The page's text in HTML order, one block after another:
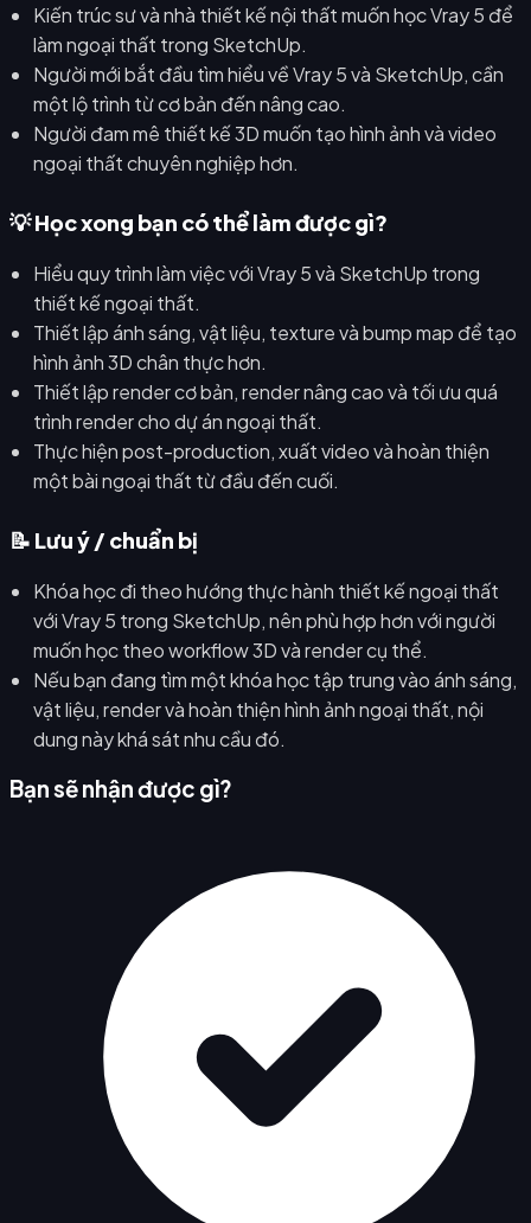
Kiến trúc sư và nhà thiết kế nội thất muốn học Vray 5 để
làm ngoại thất trong SketchUp.
Người mới bắt đầu tìm hiểu về Vray 5 và SketchUp, cần
một lộ trình từ cơ bản đến nâng cao.
Người đam mê thiết kế 3D muốn tạo hình ảnh và video
ngoại thất chuyên nghiệp hơn.
💡 Học xong bạn có thể làm được gì?
Hiểu quy trình làm việc với Vray 5 và SketchUp trong
thiết kế ngoại thất.
Thiết lập ánh sáng, vật liệu, texture và bump map để tạo
hình ảnh 3D chân thực hơn.
Thiết lập render cơ bản, render nâng cao và tối ưu quá
trình render cho dự án ngoại thất.
Thực hiện post-production, xuất video và hoàn thiện
một bài ngoại thất từ đầu đến cuối.
📝 Lưu ý / chuẩn bị
Khóa học đi theo hướng thực hành thiết kế ngoại thất
với Vray 5 trong SketchUp, nên phù hợp hơn với người
muốn học theo workflow 3D và render cụ thể.
Nếu bạn đang tìm một khóa học tập trung vào ánh sáng,
vật liệu, render và hoàn thiện hình ảnh ngoại thất, nội
dung này khá sát nhu cầu đó.
Bạn sẽ nhận được gì?